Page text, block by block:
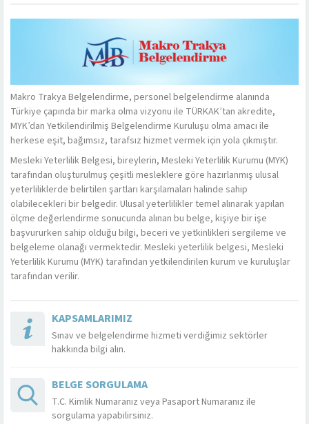
Makro Trakya Belgelendirme, personel belgelendirme alanında
Türkiye çapında bir marka olma vizyonu ile TÜRKAK’tan akredite,
MYK’dan Yetkilendirilmiş Belgelendirme Kuruluşu olma amacı ile
herkese eşit, bağımsız, tarafsız hizmet vermek için yola çıkmıştır.
Mesleki Yeterlilik Belgesi, bireylerin, Mesleki Yeterlilik Kurumu (MYK)
tarafından oluşturulmuş çeşitli mesleklere göre hazırlanmış ulusal
yeterliliklerde belirtilen şartları karşılamaları halinde sahip
olabilecekleri bir belgedir. Ulusal yeterlilikler temel alınarak yapılan
ölçme değerlendirme sonucunda alınan bu belge, kişiye bir işe
başvururken sahip olduğu bilgi, beceri ve yetkinlikleri sergileme ve
belgeleme olanağı vermektedir. Mesleki yeterlilik belgesi, Mesleki
Yeterlilik Kurumu (MYK) tarafından yetkilendirilen kurum ve kuruluşlar
tarafından verilir.
KAPSAMLARIMIZ
Sınav ve belgelendirme hizmeti verdiğimiz sektörler
hakkında bilgi alın.
BELGE SORGULAMA
T.C. Kimlik Numaranız veya Pasaport Numaranız ile
sorgulama yapabilirsiniz.